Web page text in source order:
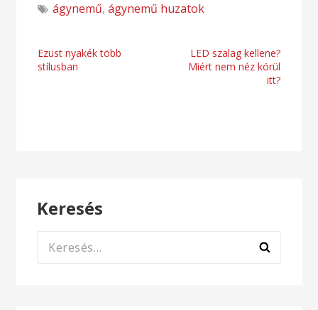
ágynemű,ágynemű huzatok
Bejegyzés
Ezüst nyakék több
stílusban
LED szalag kellene?
Miért nem néz körül
itt?
Keresés
Keresés: